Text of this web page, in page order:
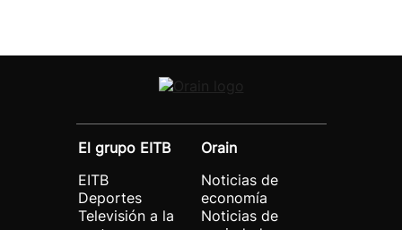
El grupo EITB
EITB
Deportes
Televisión a la
Orain
Noticias de
economía
Noticias de